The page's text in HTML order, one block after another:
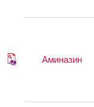
Аминазин